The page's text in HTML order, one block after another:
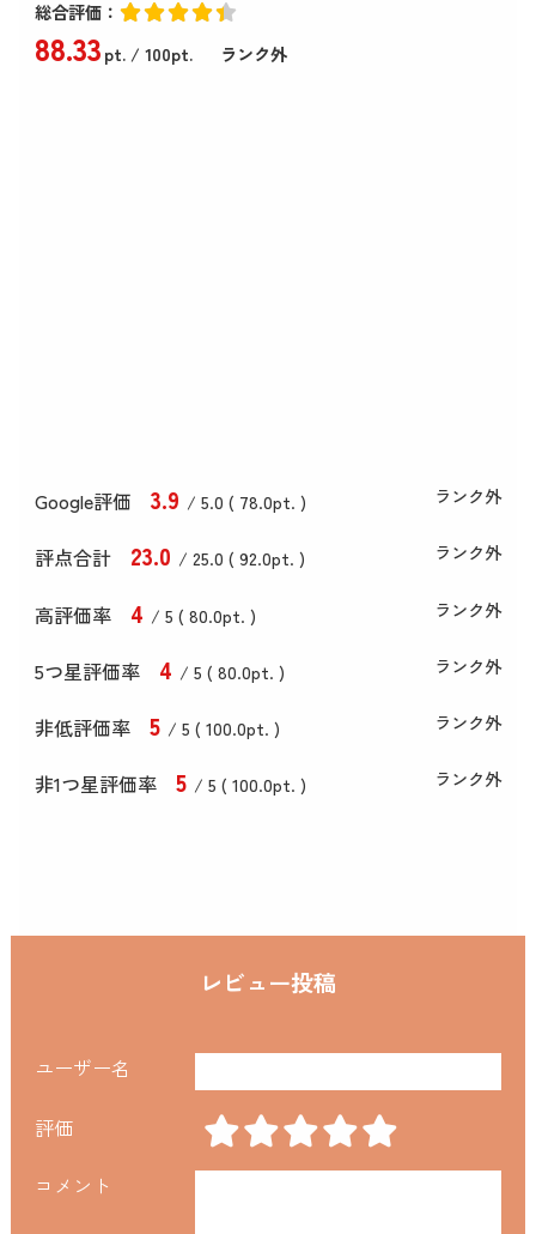
総合評価：
88.33pt./ 100pt. ランク外
Google評価 3.9 / 5.0 ( 78.0pt. ) ランク外
評点合計 23.0 / 25.0 ( 92.0pt. ) ランク外
高評価率 4 / 5 ( 80.0pt. ) ランク外
5つ星評価率 4 / 5 ( 80.0pt. ) ランク外
非低評価率 5 / 5 ( 100.0pt. ) ランク外
非1つ星評価率 5 / 5 ( 100.0pt. ) ランク外
レビュー投稿
ユーザー名
評価
コメント